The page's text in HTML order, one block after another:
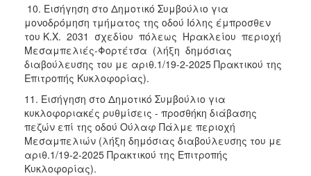
10. Εισήγηση στο Δημοτικό Συμβούλιο για
μονοδρόμηση τμήματος της οδού Ιόλης έμπροσθεν
του Κ.Χ. 2031 σχεδίου πόλεως Ηρακλείου περιοχή
Μεσαμπελιές-Φορτέτσα (λήξη δημόσιας
διαβούλευσης του με αριθ.1/19-2-2025 Πρακτικού της
Επιτροπής Κυκλοφορίας).
11. Εισήγηση στο Δημοτικό Συμβούλιο για
κυκλοφοριακές ρυθμίσεις - προσθήκη διάβασης
πεζών επί της οδού Ούλαφ Πάλμε περιοχή
Μεσαμπελιών (λήξη δημόσιας διαβούλευσης του με
αριθ.1/19-2-2025 Πρακτικού της Επιτροπής
Κυκλοφορίας).